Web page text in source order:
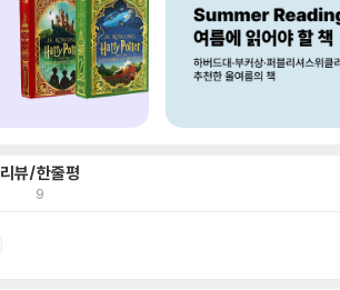
리뷰/한줄평
9